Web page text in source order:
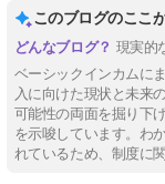
このブログのここ
現実的
ベーシックインカムに
入に向けた現状と未来
可能性の両面を掘り下
を示唆しています。わ
れているため、制度に